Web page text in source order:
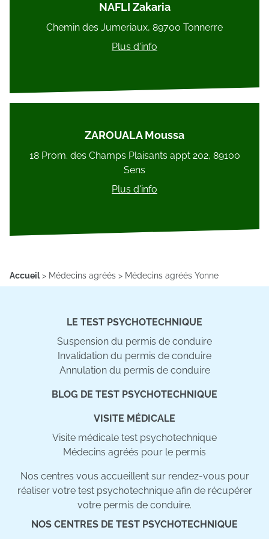
NAFLI Zakaria
Chemin des Jumeriaux, 89700 Tonnerre
Plus d'info
ZAROUALA Moussa
18 Prom. des Champs Plaisants appt 202, 89100
Sens
Plus d'info
Accueil> Médecins agréés > Médecins agréés Yonne
LE TEST PSYCHOTECHNIQUE
Suspension du permis de conduire
Invalidation du permis de conduire
Annulation du permis de conduire
BLOG DE TEST PSYCHOTECHNIQUE
VISITE MÉDICALE
Visite médicale test psychotechnique
Médecins agréés pour le permis
Nos centres vous accueillent sur rendez-vous pour
réaliser votre test psychotechnique afin de récupérer
votre permis de conduire.
NOS CENTRES DE TEST PSYCHOTECHNIQUE